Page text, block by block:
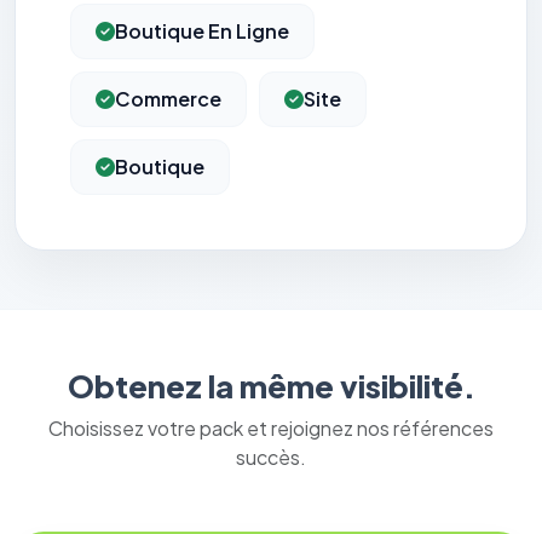
Boutique En Ligne
Commerce Site
Boutique
Obtenez la même visibilité.
Choisissez votre pack et rejoignez nos références
succès.